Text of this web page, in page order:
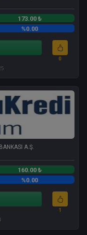
173.00 ₺
%0.00
0
A.Ş.
160.00 ₺
%0.00
1